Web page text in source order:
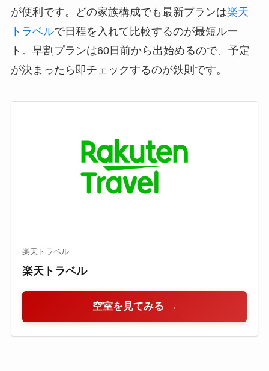
が便利です。どの家族構成でも最新プランは楽天
トラベルで日程を入れて比較するのが最短ルー
ト。早割プランは60日前から出始めるので、予定
が決まったら即チェックするのが鉄則です。
楽天トラベル
楽天トラベル
空室を見てみる →